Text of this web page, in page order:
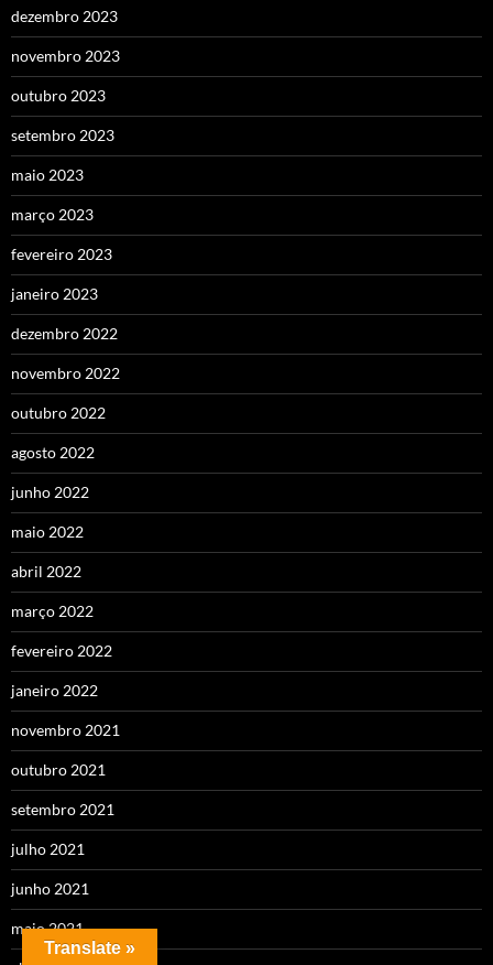
dezembro 2023
novembro 2023
outubro 2023
setembro 2023
maio 2023
março 2023
fevereiro 2023
janeiro 2023
dezembro 2022
novembro 2022
outubro 2022
agosto 2022
junho 2022
maio 2022
abril 2022
março 2022
fevereiro 2022
janeiro 2022
novembro 2021
outubro 2021
setembro 2021
julho 2021
junho 2021
maio 2021
Translate »